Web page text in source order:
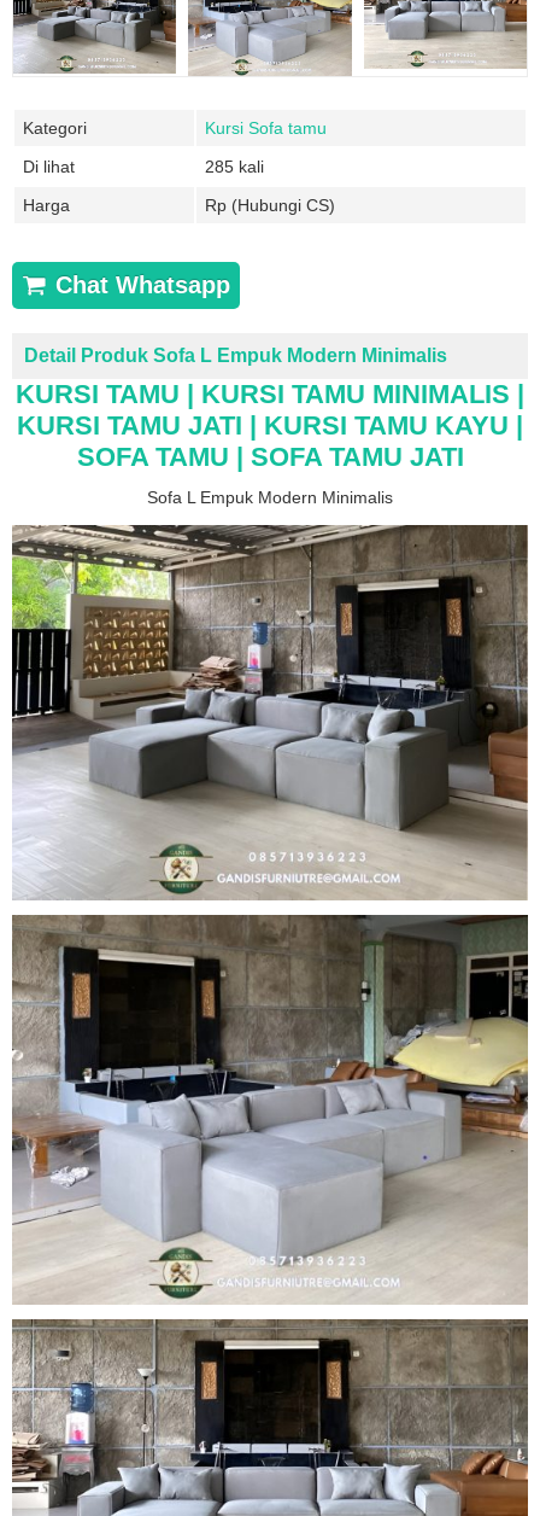
Kategori
Kursi Sofa tamu
Di lihat
285 kali
Harga
Rp (Hubungi CS)
Chat Whatsapp
Detail Produk Sofa L Empuk Modern Minimalis
KURSI TAMU | KURSI TAMU MINIMALIS |
KURSI TAMU JATI | KURSI TAMU KAYU |
SOFA TAMU | SOFA TAMU JATI
Sofa L Empuk Modern Minimalis